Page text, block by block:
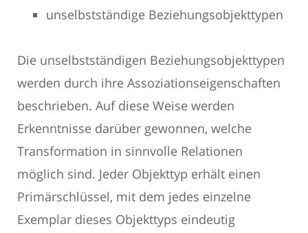
unselbstständige Beziehungsobjekttypen
Die unselbstständigen Beziehungsobjekttypen
werden durch ihre Assoziationseigenschaften
beschrieben. Auf diese Weise werden
Erkenntnisse darüber gewonnen, welche
Transformation in sinnvolle Relationen
möglich sind. Jeder Objekttyp erhält einen
Primärschlüssel, mit dem jedes einzelne
Exemplar dieses Objekttyps eindeutig